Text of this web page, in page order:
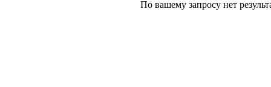
По вашему запросу нет